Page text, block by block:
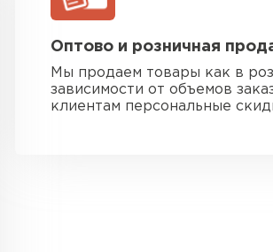
Оптово и розничная
Мы продаем товары как в
зависимости от объемов
клиентам персональные